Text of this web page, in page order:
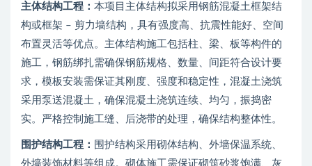
主体结构工程： 本项目主体结构拟采用钢筋混凝土框架结
构或框架 – 剪力墙结构，具有强度高、抗震性能好、空间
布置灵活等优点。主体结构施工包括柱、梁、板等构件的
施工，钢筋绑扎需确保钢筋规格、数量、间距符合设计要
求，模板安装需保证其刚度、强度和稳定性，混凝土浇筑
采用泵送混凝土，确保混凝土浇筑连续、均匀，振捣密
实。严格控制施工缝、后浇带的处理，确保结构整体性。
围护结构工程： 围护结构采用砌体结构、外墙保温系统、
外墙装饰材料等组成。砌体施工需保证砌筑砂浆饱满、灰